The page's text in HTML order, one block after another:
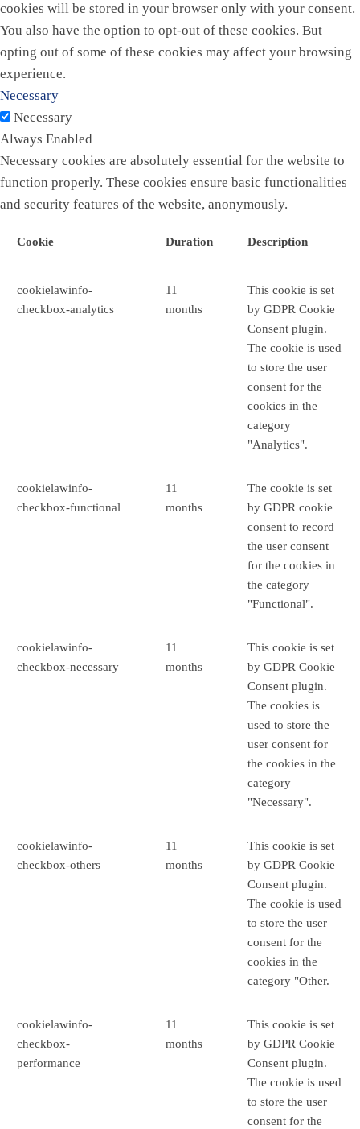
cookies will be stored in your browser only with your consent.
You also have the option to opt-out of these cookies. But
opting out of some of these cookies may affect your browsing
experience.
Necessary
Necessary
Always Enabled
Necessary cookies are absolutely essential for the website to
function properly. These cookies ensure basic functionalities
and security features of the website, anonymously.
Cookie Duration Description
cookielawinfo-
checkbox-analytics
11
months
This cookie is set
by GDPR Cookie
Consent plugin.
The cookie is used
to store the user
consent for the
cookies in the
category
"Analytics".
cookielawinfo-
checkbox-functional
11
months
The cookie is set
by GDPR cookie
consent to record
the user consent
for the cookies in
the category
"Functional".
cookielawinfo-
checkbox-necessary
11
months
This cookie is set
by GDPR Cookie
Consent plugin.
The cookies is
used to store the
user consent for
the cookies in the
category
"Necessary".
cookielawinfo-
checkbox-others
11
months
This cookie is set
by GDPR Cookie
Consent plugin.
The cookie is used
to store the user
consent for the
cookies in the
category "Other.
cookielawinfo-
checkbox-
performance
11
months
This cookie is set
by GDPR Cookie
Consent plugin.
The cookie is used
to store the user
consent for the